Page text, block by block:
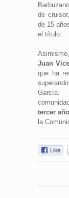
de
de 15
el título.
Juan
que ha
García.
tercer
la